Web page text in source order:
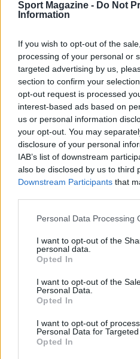
Sport Magazine - Do Not
Information
If you wish to opt-out of the
processing of your personal or
targeted advertising by us,
section to confirm your
opt-out request is processed
interest-based ads based on
us or personal information
your opt-out. You may
disclosure of your personal
IAB’s list of downstream
also be disclosed by us to third
Downstream Participants that
Please note that this website/
not limited to your visit or
grant or deny consent to
use your data for below
consent section.
Personal Data Processing
I want to opt-out of the
personal data.
Opted In
I want to opt-out of the
Personal Data.
Opted In
I want to opt-out of
Personal Data for Targeted
Opted In
sull’anteriore per fondi
acceleratore: un filo di
raddrizzare la
ruote.
Gestione del peso:
timing dei
La massa batteria
vantaggio in stabilità,
tempismo. Nei cambi di
trasferimento prima
pedane e sgravando il
scalini e radici, usare un
sull’anteriore, quindi
tornanti stretti, piede
oltre il gomito interno: la
il manubrio.
Sui traversi, alleggerire